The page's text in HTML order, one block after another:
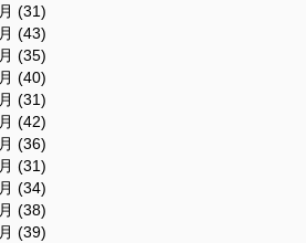
(31)
(43)
(35)
(40)
(31)
(42)
(36)
(31)
(34)
(38)
(39)